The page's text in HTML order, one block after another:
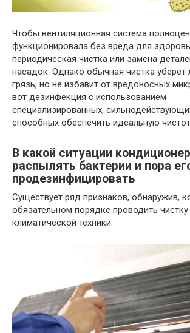
Чтобы вентиляционная система
функционировала без вреда для
периодическая чистка или замена
насадок. Однако обычная чистка
грязь, но не избавит от вредоносных
вот дезинфекция с использованием
специализированных,
способных обеспечить идеальную
В какой ситуации
распылять бактерии и пора
продезинфицировать
Существует ряд признаков, обнаружив,
обязательном порядке проводить
климатической техники: